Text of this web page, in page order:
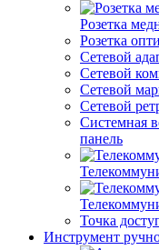
Розетка
Розетка
Сетевой
Сетевой
Сетевой
Сетевой
Системная
панель
Точка
Инструмент